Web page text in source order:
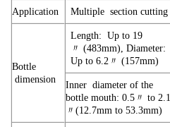
Application Multiple section cutting
Bottle
dimension
Length: Up to 19
〃 (483mm), Diameter:
Up to 6.2〃 (157mm)
Inner diameter of the
bottle mouth: 0.5〃 to 2.1
〃(12.7mm to 53.3mm)